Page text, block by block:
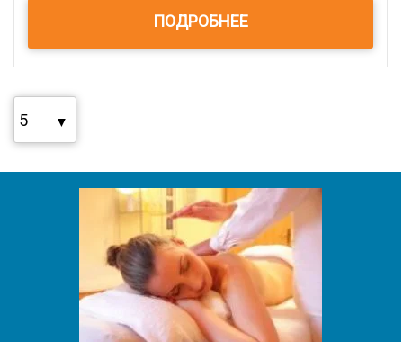
ПОДРОБНЕЕ